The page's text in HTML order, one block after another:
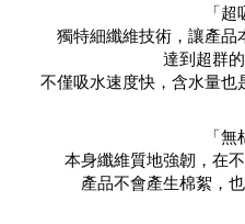
「超
獨特細纖維技術，讓產品
達到超群
不僅吸水速度快，含水量也
「無
本身纖維質地強韌，在
產品不會產生棉絮，